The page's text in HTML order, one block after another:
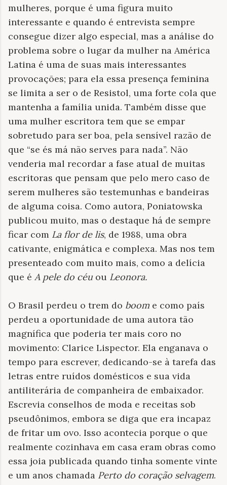
mulheres, porque é uma figura muito
interessante e quando é entrevista sempre
consegue dizer algo especial, mas a análise do
problema sobre o lugar da mulher na América
Latina é uma de suas mais interessantes
provocações; para ela essa presença feminina
se limita a ser o de Resistol, uma forte cola que
mantenha a família unida. Também disse que
uma mulher escritora tem que se empar
sobretudo para ser boa, pela sensível razão de
que “se és má não serves para nada”. Não
venderia mal recordar a fase atual de muitas
escritoras que pensam que pelo mero caso de
serem mulheres são testemunhas e bandeiras
de alguma coisa. Como autora, Poniatowska
publicou muito, mas o destaque há de sempre
ficar com La flor de lis, de 1988, uma obra
cativante, enigmática e complexa. Mas nos tem
presenteado com muito mais, como a delícia
que é A pele do céu ou Leonora.
O Brasil perdeu o trem do boom e como país
perdeu a oportunidade de uma autora tão
magnífica que poderia ter mais coro no
movimento: Clarice Lispector. Ela enganava o
tempo para escrever, dedicando-se à tarefa das
letras entre ruídos domésticos e sua vida
antiliterária de companheira de embaixador.
Escrevia conselhos de moda e receitas sob
pseudônimos, embora se diga que era incapaz
de fritar um ovo. Isso acontecia porque o que
realmente cozinhava em casa eram obras como
essa joia publicada quando tinha somente vinte
e um anos chamada Perto do coração selvagem.